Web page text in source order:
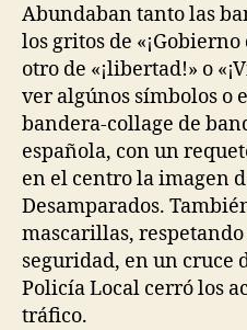
Abundaban tanto las
los gritos de
otro de «¡libertad!» o
ver algúnos símbolos o
bandera-collage de
española, con un
en el centro la imagen
Desamparados.
mascarillas,
seguridad, en un cruce
Policía Local cerró los
tráfico.